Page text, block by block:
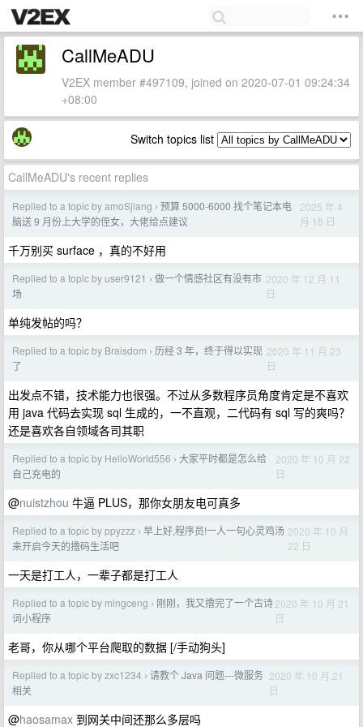
CallMeADU
V2EX member #497109, joined on 2020-07-01 09:24:34
+08:00
Switch topics list
CallMeADU's recent replies
Replied to a topic by amoSjiang › 预算 5000-6000 找个笔记本电
脑送 9 月份上大学的侄女，大佬给点建议
2025 年 4
月 18 日
千万别买 surface ，真的不好用
Replied to a topic by user9121 › 做一个情感社区有没有市
场
2020 年 12 月 11
日
单纯发帖的吗？
Replied to a topic by Braisdom › 历经 3 年，终于得以实现
了
2020 年 11 月 23
日
出发点不错，技术能力也很强。不过从多数程序员角度肯定是不喜欢
用 java 代码去实现 sql 生成的，一不直观，二代码有 sql 写的爽吗？
还是喜欢各自领域各司其职
Replied to a topic by HelloWorld556 › 大家平时都是怎么给
自己充电的
2020 年 10 月 22
日
@nuistzhou 牛逼 PLUS，那你女朋友电可真多
Replied to a topic by ppyzzz › 早上好,程序员!一人一句心灵鸡汤
来开启今天的撸码生活吧
2020 年 10 月
22 日
一天是打工人，一辈子都是打工人
Replied to a topic by mingceng › 刚刚，我又撸完了一个古诗
词小程序
2020 年 10 月 21
日
老哥，你从哪个平台爬取的数据 [/手动狗头]
Replied to a topic by zxc1234 › 请教个 Java 问题---微服务
相关
2020 年 10 月 21
日
@haosamax 到网关中间还那么多层吗